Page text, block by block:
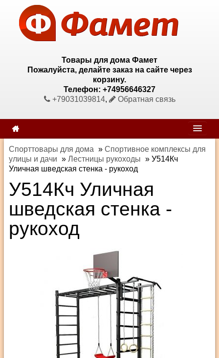
Товары для дома Фамет
Пожалуйста, делайте заказ на сайте через
корзину.
Телефон: +74956646327
+79031039814, Обратная связь
Спорттовары для дома » Спортивное комплексы для
улицы и дачи » Лестницы рукоходы » У514Кч
Уличная шведская стенка - рукоход
У514Кч Уличная
шведская стенка -
рукоход